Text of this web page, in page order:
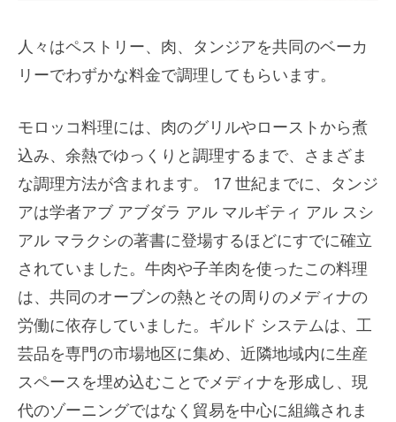
人々はペストリー、肉、タンジアを共同のベーカ
リーでわずかな料金で調理してもらいます。
モロッコ料理には、肉のグリルやローストから煮
込み、余熱でゆっくりと調理するまで、さまざま
な調理方法が含まれます。 17 世紀までに、タンジ
アは学者アブ アブダラ アル マルギティ アル スシ
アル マラクシの著書に登場するほどにすでに確立
されていました。牛肉や子羊肉を使ったこの料理
は、共同のオーブンの熱とその周りのメディナの
労働に依存していました。ギルド システムは、工
芸品を専門の市場地区に集め、近隣地域内に生産
スペースを埋め込むことでメディナを形成し、現
代のゾーニングではなく貿易を中心に組織されま